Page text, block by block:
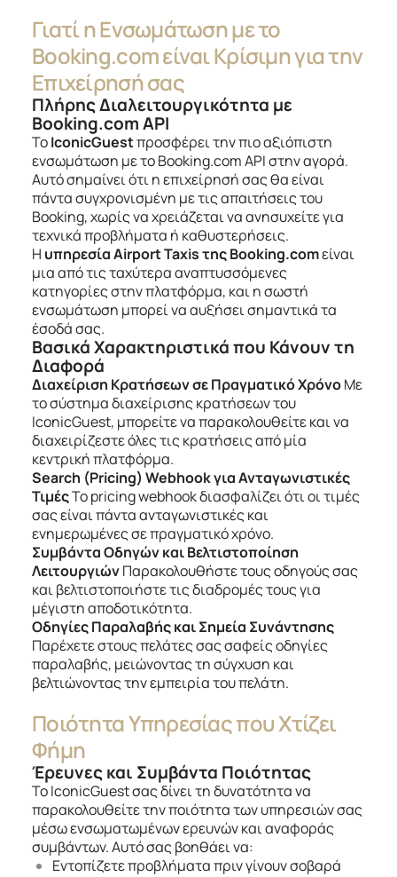
Γιατί η Ενσωμάτωση με το
Booking.com είναι Κρίσιμη για την
Επιχείρησή σας
Πλήρης Διαλειτουργικότητα με
Booking.com API
ΤοIconicGuestπροσφέρει την πιο αξιόπιστη
ενσωμάτωση με το Booking.com API στην αγορά.
Αυτό σημαίνει ότι η επιχείρησή σας θα είναι
πάντα συγχρονισμένη με τις απαιτήσεις του
Booking, χωρίς να χρειάζεται να ανησυχείτε για
τεχνικά προβλήματα ή καθυστερήσεις.
Η υπηρεσία Airport Taxis της Booking.comείναι
μια από τις ταχύτερα αναπτυσσόμενες
κατηγορίες στην πλατφόρμα, και η σωστή
ενσωμάτωση μπορεί να αυξήσει σημαντικά τα
έσοδά σας.
Βασικά Χαρακτηριστικά που Κάνουν τη
Διαφορά
Διαχείριση Κρατήσεων σε Πραγματικό ΧρόνοΜε
το σύστημα διαχείρισης κρατήσεων του
IconicGuest, μπορείτε να παρακολουθείτε και να
διαχειρίζεστε όλες τις κρατήσεις από μία
κεντρική πλατφόρμα.
Search (Pricing) Webhook για Ανταγωνιστικές
ΤιμέςΤο pricing webhook διασφαλίζει ότι οι τιμές
σας είναι πάντα ανταγωνιστικές και
ενημερωμένες σε πραγματικό χρόνο.
Συμβάντα Οδηγών και Βελτιστοποίηση
ΛειτουργιώνΠαρακολουθήστε τους οδηγούς σας
και βελτιστοποιήστε τις διαδρομές τους για
μέγιστη αποδοτικότητα.
Οδηγίες Παραλαβής και Σημεία Συνάντησης
Παρέχετε στους πελάτες σας σαφείς οδηγίες
παραλαβής, μειώνοντας τη σύγχυση και
βελτιώνοντας την εμπειρία του πελάτη.
Ποιότητα Υπηρεσίας που Χτίζει
Φήμη
Έρευνες και Συμβάντα Ποιότητας
Το IconicGuest σας δίνει τη δυνατότητα να
παρακολουθείτε την ποιότητα των υπηρεσιών σας
μέσω ενσωματωμένων ερευνών και αναφοράς
συμβάντων. Αυτό σας βοηθάει να:
Εντοπίζετε προβλήματα πριν γίνουν σοβαρά